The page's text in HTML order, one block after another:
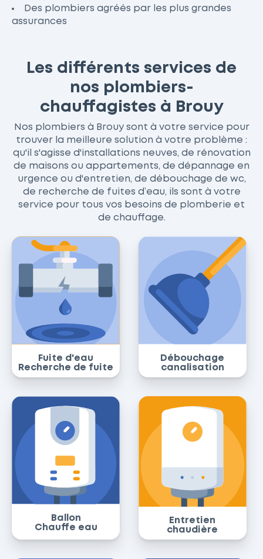
Des plombiers agréés par les plus grandes
assurances
Les différents services de
nos plombiers-
chauffagistes à Brouy
Nos plombiers à Brouy sont à votre service pour
trouver la meilleure solution à votre problème :
qu'il s'agisse d'installations neuves, de rénovation
de maisons ou appartements, de dépannage en
urgence ou d'entretien, de débouchage de wc,
de recherche de fuites d’eau, ils sont à votre
service pour tous vos besoins de plomberie et
de chauffage.
Fuite d'eau
Recherche de fuite
Débouchage
canalisation
Ballon
Chauffe eau
Entretien
chaudière